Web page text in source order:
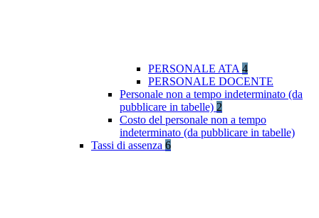
PERSONALE ATA 4
PERSONALE DOCENTE
Personale non a tempo indeterminato (da
pubblicare in tabelle) 2
Costo del personale non a tempo
indeterminato (da pubblicare in tabelle)
Tassi di assenza 6